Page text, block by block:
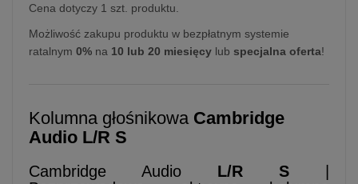
Cena dotyczy 1 szt. produktu.
Możliwość zakupu produktu w bezpłatnym systemie
ratalnym 0% na 10 lub 20 miesięcy lub specjalna oferta!
Kolumna głośnikowa Cambridge
Audio L/R S
Cambridge Audio L/R S